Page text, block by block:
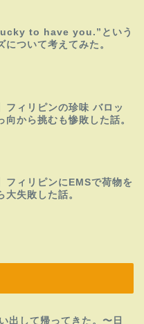
to have you.”という
について考えてみた。
フィリピンの珍味 バロッ
向から挑むも惨敗した話。
フィリピンにEMSで荷物を
大失敗した話。
出して帰ってきた。〜日